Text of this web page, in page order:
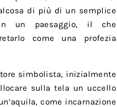
di più di un semplice
un paesaggio, il che
come una profezia
simbolista, inizialmente
sulla tela un uccello
come incarnazione